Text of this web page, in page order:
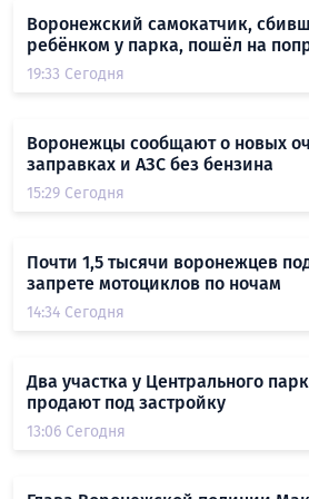
Воронежский самокатчик,
ребёнком у парка, пошёл на
19:33 Сегодня
Воронежцы сообщают о новых
заправках и АЗС без бензина
15:29 Сегодня
Почти 1,5 тысячи воронежцев
запрете мотоциклов по ночам
14:34 Сегодня
Два участка у Центрального
продают под застройку
13:06 Сегодня